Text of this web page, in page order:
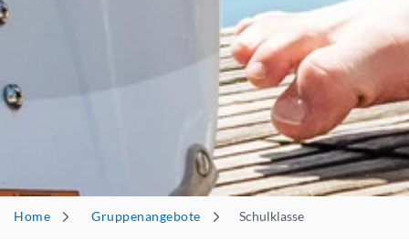
Home Gruppenangebote Schulklasse